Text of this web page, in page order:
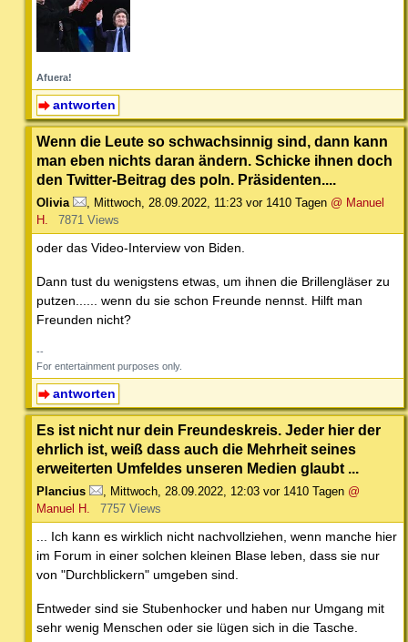
Afuera!
antworten
Wenn die Leute so schwachsinnig sind, dann kann
man eben nichts daran ändern. Schicke ihnen doch
den Twitter-Beitrag des poln. Präsidenten....
Olivia Mittwoch, 28.09.2022, 11:23 vor 1410 Tagen @ Manuel
H.
7871 Views
oder das Video-Interview von Biden.
Dann tust du wenigstens etwas, um ihnen die Brillengläser zu
putzen...... wenn du sie schon Freunde nennst. Hilft man
Freunden nicht?
--
For entertainment purposes only.
antworten
Es ist nicht nur dein Freundeskreis. Jeder hier der
ehrlich ist, weiß dass auch die Mehrheit seines
erweiterten Umfeldes unseren Medien glaubt ...
Plancius Mittwoch, 28.09.2022, 12:03 vor 1410 Tagen @
Manuel H.
7757 Views
... Ich kann es wirklich nicht nachvollziehen, wenn manche hier
im Forum in einer solchen kleinen Blase leben, dass sie nur
von "Durchblickern" umgeben sind.
Entweder sind sie Stubenhocker und haben nur Umgang mit
sehr wenig Menschen oder sie lügen sich in die Tasche.